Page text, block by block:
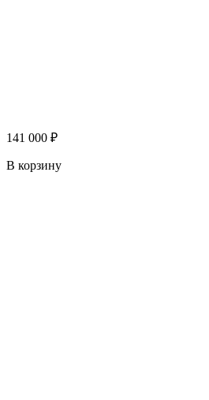
141 000 ₽
В корзину